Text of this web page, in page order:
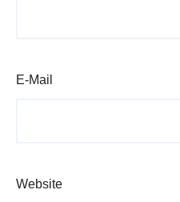
E-Mail
Website